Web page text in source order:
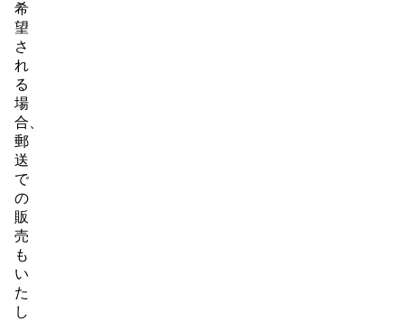
希
望
さ
れ
る
場
合、
郵
送
で
の
販
売
も
い
た
し